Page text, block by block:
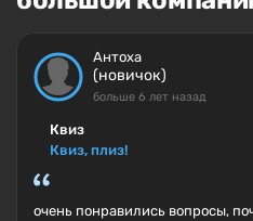
Антоха
(новичок)
больше 6 лет назад
Квиз
Квиз, плиз!
очень понравились вопросы,